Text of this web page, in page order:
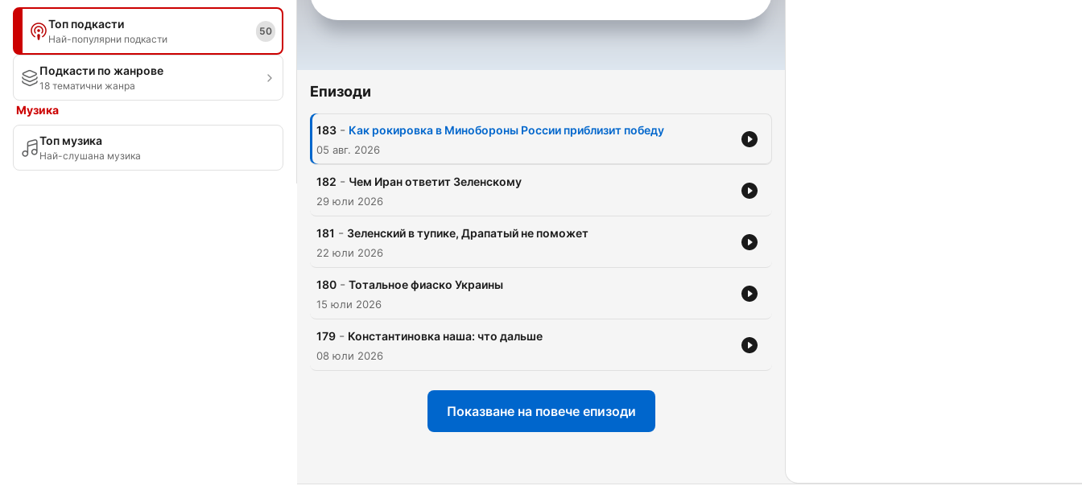
Топ подкасти
Най-популярни подкасти
50
Подкасти по жанрове
18 тематични жанра
Музика
Топ музика
Най-слушана музика
Епизоди
183 - Как рокировка в Минобороны России приблизит победу
05 авг. 2026
182 - Чем Иран ответит Зеленскому
29 юли 2026
181 - Зеленский в тупике, Драпатый не поможет
22 юли 2026
180 - Тотальное фиаско Украины
15 юли 2026
179 - Константиновка наша: что дальше
08 юли 2026
Показване на повече епизоди